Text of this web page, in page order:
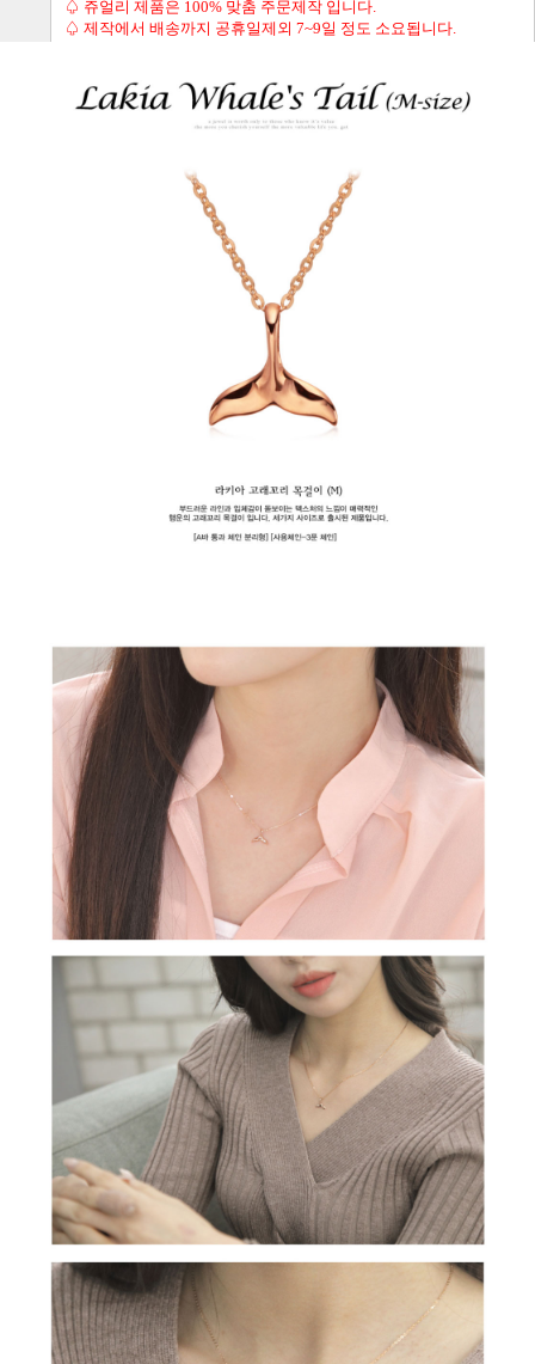
♤ 쥬얼리 제품은 100% 맞춤 주문제작 입니다.
♤ 제작에서 배송까지 공휴일제외 7~9일 정도 소요됩니다.